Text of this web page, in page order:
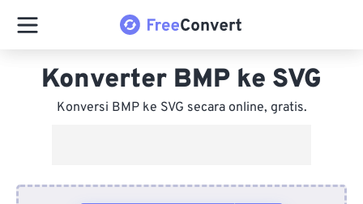
Konverter BMP ke SVG
Konversi BMP ke SVG secara online, gratis.